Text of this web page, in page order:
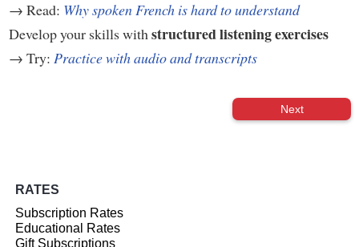
→ Read: Why spoken French is hard to understand
Develop your skills with structured listening exercises
→ Try: Practice with audio and transcripts
Next
RATES
Subscription Rates
Educational Rates
Gift Subscriptions